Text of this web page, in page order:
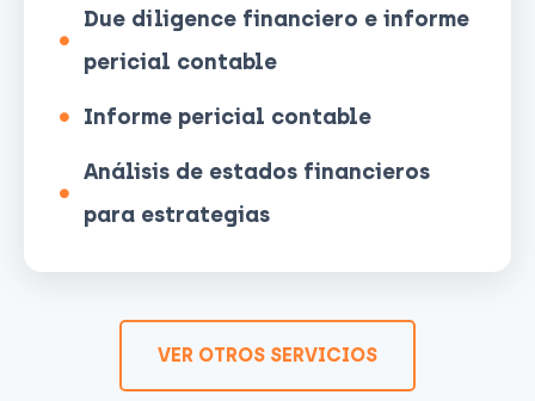
Due diligence financiero e informe
pericial contable
Informe pericial contable
Análisis de estados financieros
para estrategias
VER OTROS SERVICIOS